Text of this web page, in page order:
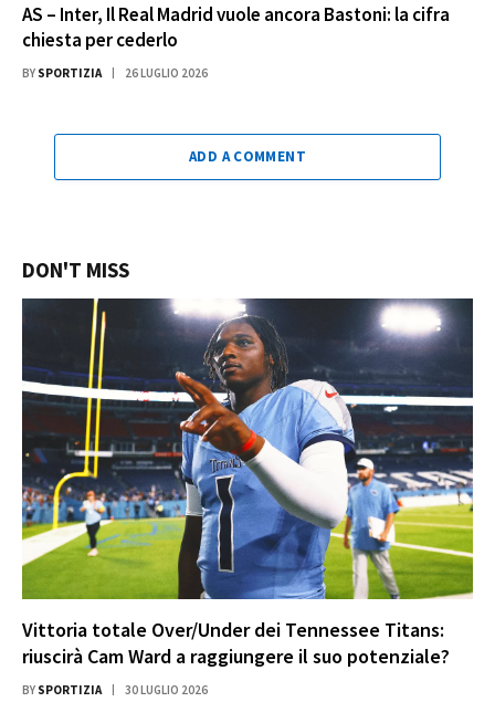
AS – Inter, Il Real Madrid vuole ancora Bastoni: la cifra
chiesta per cederlo
BY SPORTIZIA 26 LUGLIO 2026
ADD A COMMENT
DON'T MISS
Vittoria totale Over/Under dei Tennessee Titans:
riuscirà Cam Ward a raggiungere il suo potenziale?
BY SPORTIZIA 30 LUGLIO 2026